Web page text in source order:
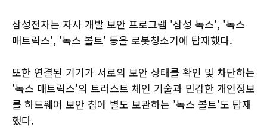
삼성전자는 자사 개발 보안 프로그램 '삼성 녹스', '녹스
매트릭스', '녹스 볼트' 등을 로봇청소기에 탑재했다.
또한 연결된 기기가 서로의 보안 상태를 확인 및 차단하는
'녹스 매트릭스'의 트러스트 체인 기술과 민감한 개인정보
를 하드웨어 보안 칩에 별도 보관하는 '녹스 볼트'도 탑재
했다.